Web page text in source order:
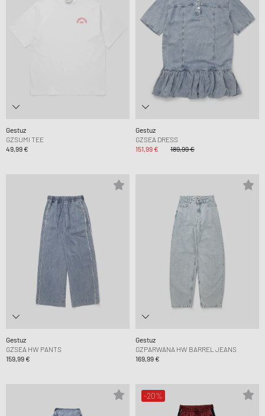
Gestuz
GZSUMI TEE
49,99 €
Gestuz
GZSEA DRESS
151,99 €
189,99 €
Gestuz
GZSEA HW PANTS
159,99 €
Gestuz
GZPARWANA HW BARREL JEANS
169,99 €
-20%